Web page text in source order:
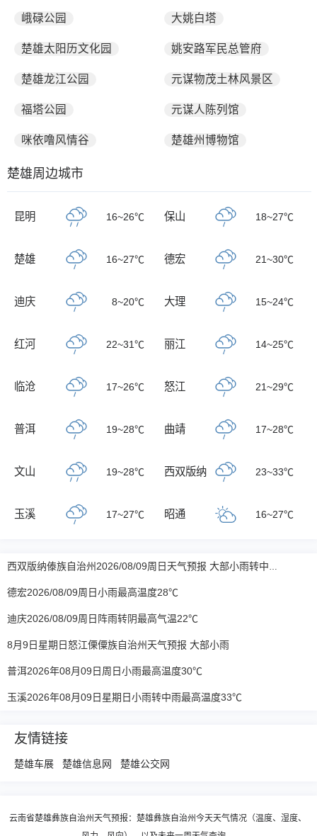
峨碌公园 大姚白塔
楚雄太阳历文化园 姚安路军民总管府
楚雄龙江公园 元谋物茂土林风景区
福塔公园 元谋人陈列馆
咪依噜风情谷 楚雄州博物馆
楚雄周边城市
昆明 16~26℃ 保山 18~27℃
楚雄 16~27℃ 德宏 21~30℃
迪庆 8~20℃ 大理 15~24℃
红河 22~31℃ 丽江 14~25℃
临沧 17~26℃ 怒江 21~29℃
普洱 19~28℃ 曲靖 17~28℃
文山 19~28℃ 西双版纳 23~33℃
玉溪 17~27℃ 昭通 16~27℃
西双版纳傣族自治州2026/08/09周日天气预报 大部小雨转中雨
德宏2026/08/09周日小雨最高温度28℃
迪庆2026/08/09周日阵雨转阴最高气温22℃
8月9日星期日怒江傈僳族自治州天气预报 大部小雨
普洱2026年08月09日周日小雨最高温度30℃
玉溪2026年08月09日星期日小雨转中雨最高温度33℃
友情链接
楚雄车展 楚雄信息网 楚雄公交网
云南省楚雄彝族自治州天气预报：楚雄彝族自治州今天天气情况（温度、湿度、